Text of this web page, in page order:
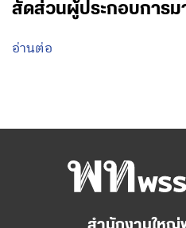
สัดส่วนผู้ประกอบการม
อ่านต่อ